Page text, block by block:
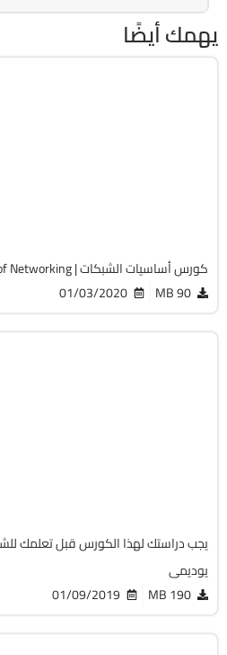
يهمك أيضًا
كورس أساسيات الشبكات | Basics of Networking
90 MB
01/03/2020
يجب دراستك لهذا الكورس قبل تعلمك
يوديمى
190 MB
01/09/2019